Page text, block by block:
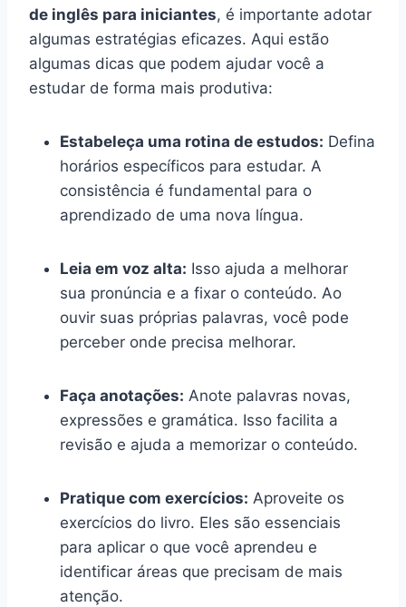
de inglês para iniciantes, é importante adotar
algumas estratégias eficazes. Aqui estão
algumas dicas que podem ajudar você a
estudar de forma mais produtiva:
Estabeleça uma rotina de estudos: Defina
horários específicos para estudar. A
consistência é fundamental para o
aprendizado de uma nova língua.
Leia em voz alta: Isso ajuda a melhorar
sua pronúncia e a fixar o conteúdo. Ao
ouvir suas próprias palavras, você pode
perceber onde precisa melhorar.
Faça anotações: Anote palavras novas,
expressões e gramática. Isso facilita a
revisão e ajuda a memorizar o conteúdo.
Pratique com exercícios: Aproveite os
exercícios do livro. Eles são essenciais
para aplicar o que você aprendeu e
identificar áreas que precisam de mais
atenção.